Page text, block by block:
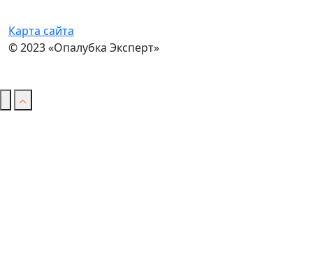
Карта сайта
© 2023 «Опалубка Эксперт»